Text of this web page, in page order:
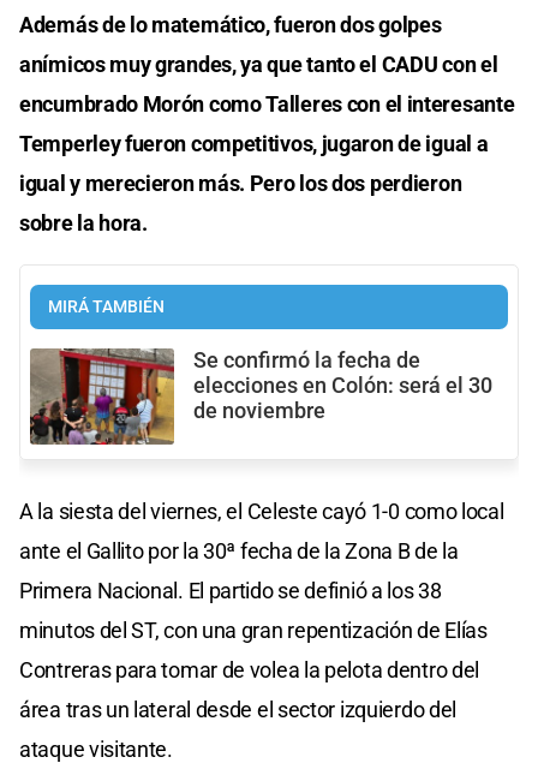
Además de lo matemático, fueron dos golpes
anímicos muy grandes, ya que tanto el CADU con el
encumbrado Morón como Talleres con el interesante
Temperley fueron competitivos, jugaron de igual a
igual y merecieron más. Pero los dos perdieron
sobre la hora.
MIRÁ TAMBIÉN
Se confirmó la fecha de
elecciones en Colón: será el 30
de noviembre
A la siesta del viernes, el Celeste cayó 1-0 como local
ante el Gallito por la 30ª fecha de la Zona B de la
Primera Nacional. El partido se definió a los 38
minutos del ST, con una gran repentización de Elías
Contreras para tomar de volea la pelota dentro del
área tras un lateral desde el sector izquierdo del
ataque visitante.